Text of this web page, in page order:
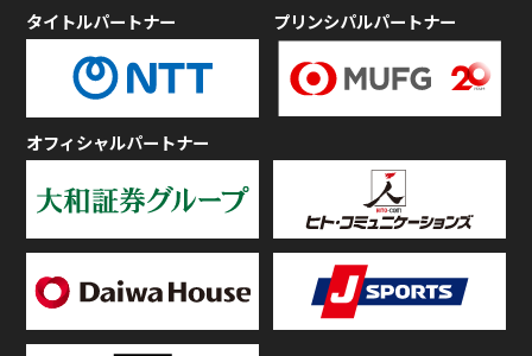
タイトルパートナー プリンシパルパートナー
オフィシャルパートナー